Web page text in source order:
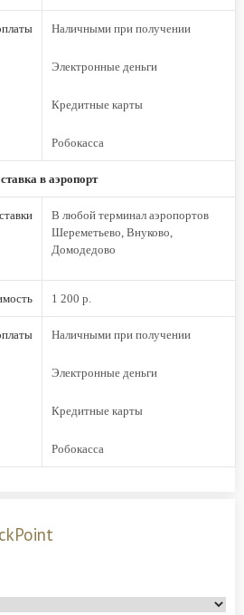
Наличными при получении
Электронные деньги
Кредитные карты
Робокасса
в аэропорт
В любой терминал аэропортов
Шереметьево, Внуково,
Домодедово
1 200 р.
Наличными при получении
Электронные деньги
Кредитные карты
Робокасса